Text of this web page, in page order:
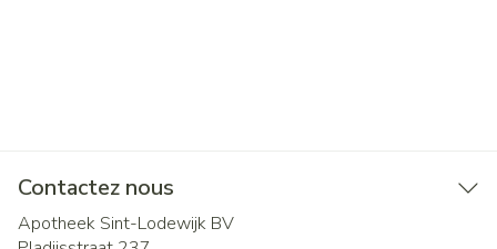
Contactez nous
Apotheek Sint-Lodewijk BV